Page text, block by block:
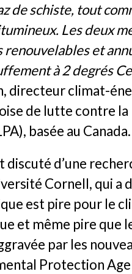
de schiste, tout
Les deux
renouvelables et
à 2 degrés
directeur climat-
de lutte contre
basée au Canada.
discuté d’une
Cornell, qui a
est pire pour le
et même pire que
par les
Protection